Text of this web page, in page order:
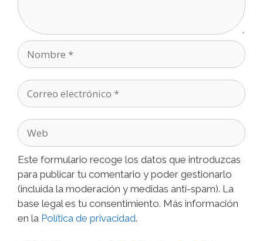
Nombre
Correo
electrónico
Web
Este formulario recoge los datos que introduzcas
para publicar tu comentario y poder gestionarlo
(incluida la moderación y medidas anti-spam). La
base legal es tu consentimiento. Más información
en la Política de privacidad.